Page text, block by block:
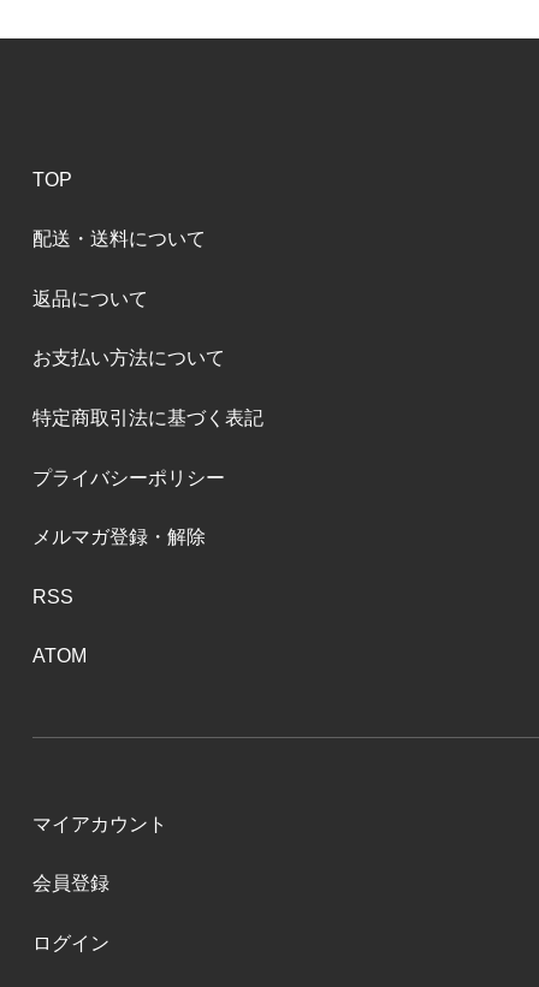
TOP
配送・送料について
返品について
お支払い方法について
特定商取引法に基づく表記
プライバシーポリシー
メルマガ登録・解除
RSS
ATOM
マイアカウント
会員登録
ログイン